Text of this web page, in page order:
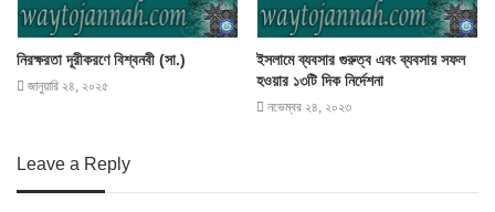
নিরক্ষরতা দূরীকরণে বিশ্বনবী (সা.)
জানুয়ারি ২৪, ২০২৫
ইসলামে ব্যবসার গুরুত্ব এবং ব্যবসায় সফল
হওয়ার ১৩টি দিক নির্দেশনা
নভেম্বর ২৪, ২০২৩
Leave a Reply